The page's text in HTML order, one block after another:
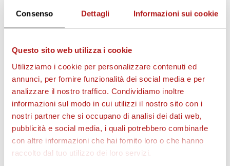
Consenso Dettagli Informazioni sui cookie
Questo sito web utilizza i cookie
Utilizziamo i cookie per personalizzare contenuti ed
annunci, per fornire funzionalità dei social media e per
analizzare il nostro traffico. Condividiamo inoltre
informazioni sul modo in cui utilizzi il nostro sito con i
nostri partner che si occupano di analisi dei dati web,
pubblicità e social media, i quali potrebbero combinarle
con altre informazioni che hai fornito loro o che hanno
raccolto dal tuo utilizzo dei loro servizi.
BIGLIETTI
AS CITTADELLA STORE